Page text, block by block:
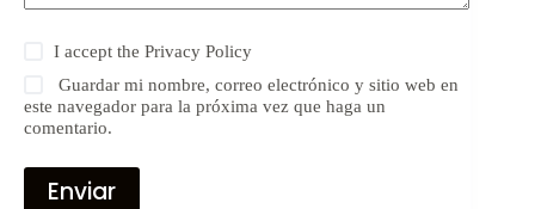
I accept thePrivacy Policy
Guardar mi nombre, correo electrónico y sitio web en
este navegador para la próxima vez que haga un
comentario.
Enviar